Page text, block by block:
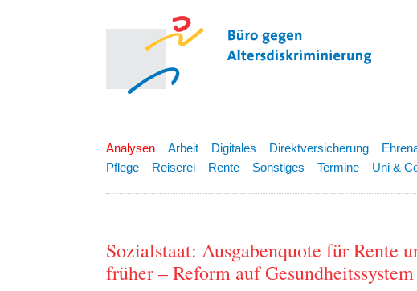
Analysen Arbeit Digitales Direktversicherung
Pflege
Reiserei Rente Sonstiges Termine Uni &
Sozialstaat: Ausgabenquote für Rente
früher – Reform auf